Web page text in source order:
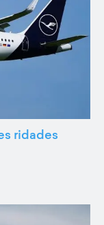
ridades